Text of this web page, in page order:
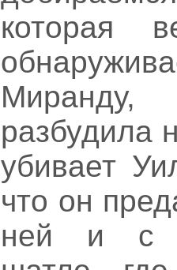
которая
разбудила
убивает
что он
ней и с